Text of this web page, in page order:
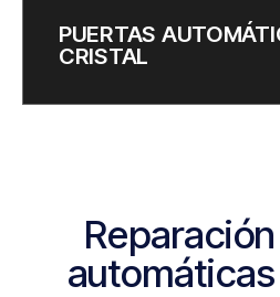
PUERTAS
CRISTAL